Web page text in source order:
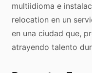
multiidioma e
relocation en un
en una ciudad que,
atrayendo talento